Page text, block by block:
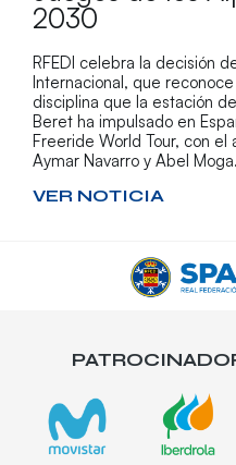
2030
RFEDI celebra la decisión
Internacional, que
disciplina que la estación
Beret ha impulsado en
Freeride World Tour, con
Aymar Navarro y Abel
VER NOTICIA